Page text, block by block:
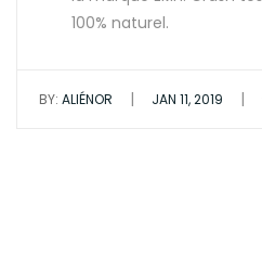
100% naturel.
BY: ALIÉNOR | JAN 11, 2019 |